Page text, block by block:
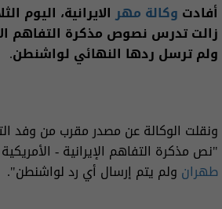
أفادت وكالة مهر الايرانية، اليوم
زالت تدرس نصوص مذكرة التفاهم
ولم ترسل ردها النهائي لواشنطن.
ونقلت الوكالة عن مصدر مقرب من وفد
"نص مذكرة التفاهم الإيرانية -
طهران ولم يتم إرسال أي رد لواشنطن".